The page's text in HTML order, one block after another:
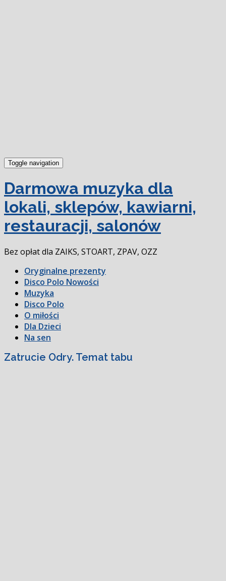
Toggle navigation
Darmowa muzyka dla
lokali, sklepów, kawiarni,
restauracji, salonów
Bez opłat dla ZAIKS, STOART, ZPAV, OZZ
Oryginalne prezenty
Disco Polo Nowości
Muzyka
Disco Polo
O miłości
Dla Dzieci
Na sen
Zatrucie Odry. Temat tabu